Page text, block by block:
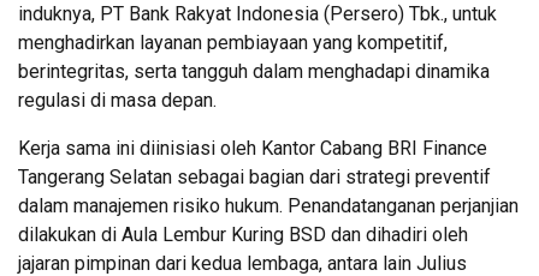
induknya, PT Bank Rakyat Indonesia (Persero) Tbk., untuk
menghadirkan layanan pembiayaan yang kompetitif,
berintegritas, serta tangguh dalam menghadapi dinamika
regulasi di masa depan.
Kerja sama ini diinisiasi oleh Kantor Cabang BRI Finance
Tangerang Selatan sebagai bagian dari strategi preventif
dalam manajemen risiko hukum. Penandatanganan perjanjian
dilakukan di Aula Lembur Kuring BSD dan dihadiri oleh
jajaran pimpinan dari kedua lembaga, antara lain Julius